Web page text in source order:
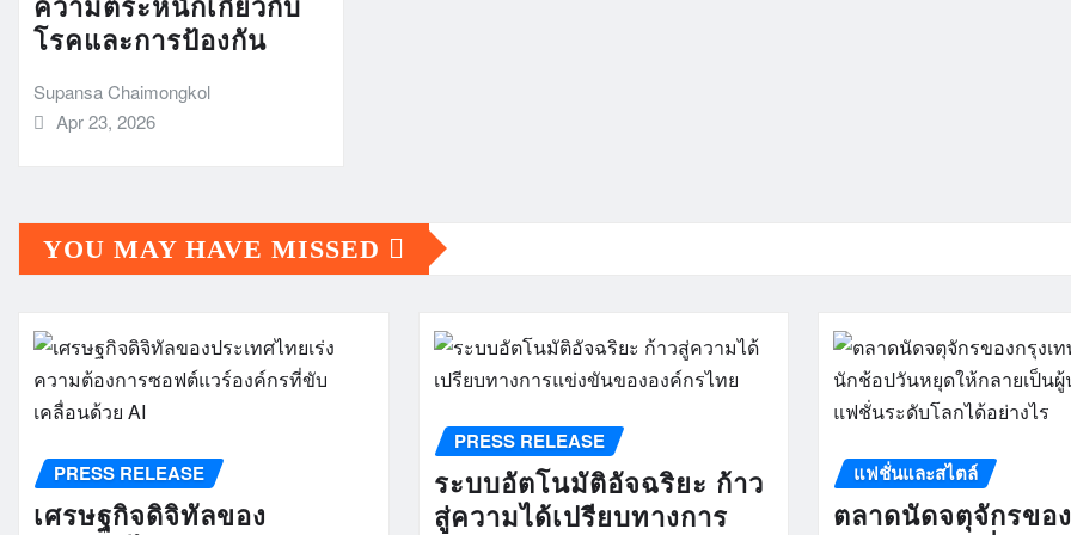
ความตระหนักเกี่ยวกับ
โรคและการป้องกัน
Supansa Chaimongkol
Apr 23, 2026
YOU MAY HAVE MISSED
PRESS RELEASE
เศรษฐกิจดิจิทัลของ
PRESS RELEASE
ระบบอัตโนมัติอัจฉริยะ ก้าว
สู่ความได้เปรียบทางการ
แฟชั่นและสไตล์
ตลาดนัดจตุจักรของ